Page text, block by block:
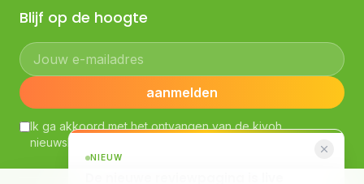
Blijf op de hoogte
Jouw e-mailadres
aanmelden
Ik ga akkoord met het ontvangen van de kiyoh
nieuwsbrief. Lees ons
NIEUW